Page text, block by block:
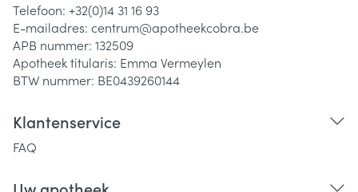
Telefoon: +32(0)14 31 16 93
E-mailadres: centrum@apotheekcobra.be
APB nummer: 132509
Apotheek titularis: Emma Vermeylen
BTW nummer: BE0439260144
Klantenservice
FAQ